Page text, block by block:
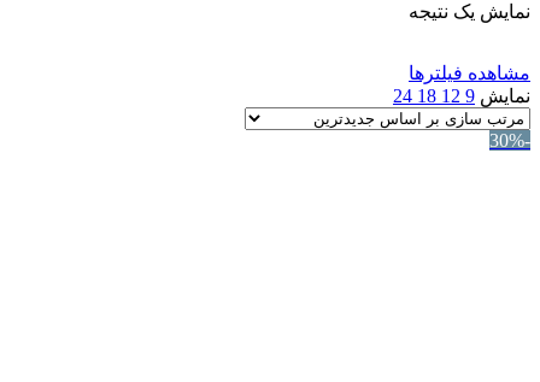
نمایش یک نتیجه
مشاهده فیلترها
نمایش 9
12
18
24
-30%